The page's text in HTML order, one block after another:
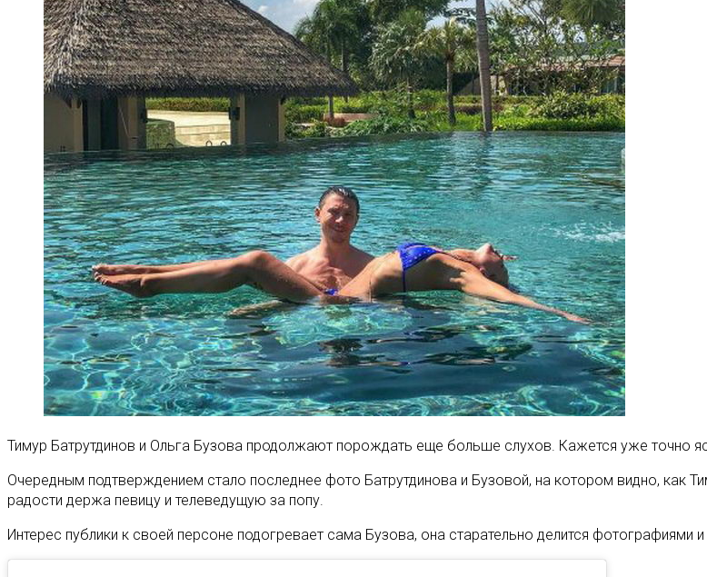
Тимур Батрутдинов и Ольга Бузова продолжают порождать еще больше слухов. Кажется уже точно
Очередным подтверждением стало последнее фото Батрутдинова и Бузовой, на котором видно, как
радости держа певицу и телеведущую за попу.
Интерес публики к своей персоне подогревает сама Бузова, она старательно делится